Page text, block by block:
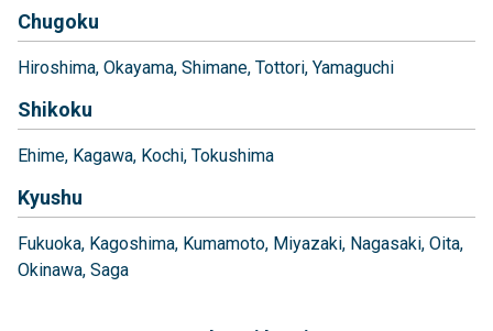
Chugoku
Hiroshima Okayama Shimane Tottori Yamaguchi
Shikoku
Ehime Kagawa Kochi Tokushima
Kyushu
Fukuoka Kagoshima Kumamoto Miyazaki Nagasaki Oita
Okinawa Saga